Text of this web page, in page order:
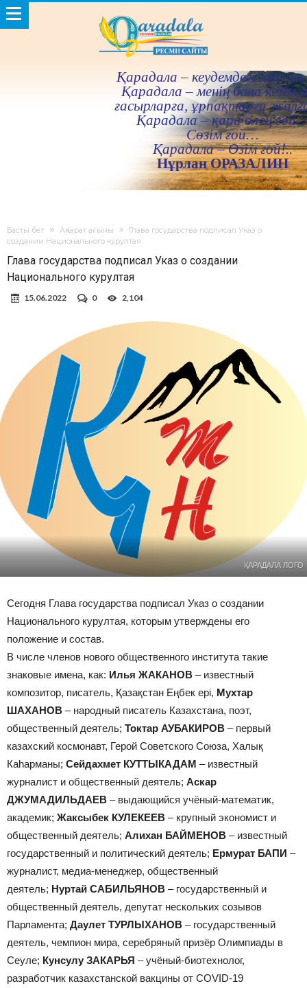
Қарадала – кеудемдегi жез үн
Қарадала – менiң бала кезiм
ғасырларға, ұрпақтарға
Қарадала – қара өлең
Сөзiм ғой…
Қарадала – Өзiм ғой!..
Нұрлан ОРАЗАЛИН
Басты бет Ақпарат ағыны
Глава государства подписал Указ о
создании Национального курултая
Глава государства подписал Указ о создании
Национального курултая
15.06.2022 0 2,104
ҚАРАДАЛА ЛОГО
Сегодня Глава государства подписал Указ о создании
Национального курултая, которым утверждены его
положение и состав.
В числе членов нового общественного института такие
знаковые имена, как: Илья ЖАКАНОВ – известный
композитор, писатель, Қазақстан Еңбек ері, Мухтар
ШАХАНОВ – народный писатель Казахстана, поэт,
общественный деятель; Токтар АУБАКИРОВ – первый
казахский космонавт, Герой Советского Союза, Халық
Каһарманы; Сейдахмет КУТТЫКАДАМ – известный
журналист и общественный деятель; Аскар
ДЖУМАДИЛЬДАЕВ – выдающийся учёный-математик,
академик; Жаксыбек КУЛЕКЕЕВ – крупный экономист и
общественный деятель; Алихан БАЙМЕНОВ – известный
государственный и политический деятель; Ермурат БАПИ –
журналист, медиа-менеджер, общественный
деятель; Нуртай САБИЛЬЯНОВ – государственный и
общественный деятель, депутат нескольких созывов
Парламента; Даулет ТУРЛЫХАНОВ – государственный
деятель, чемпион мира, серебряный призёр Олимпиады в
Сеуле; Кунсулу ЗАКАРЬЯ – учёный-биотехнолог,
разработчик казахстанской вакцины от COVID-19